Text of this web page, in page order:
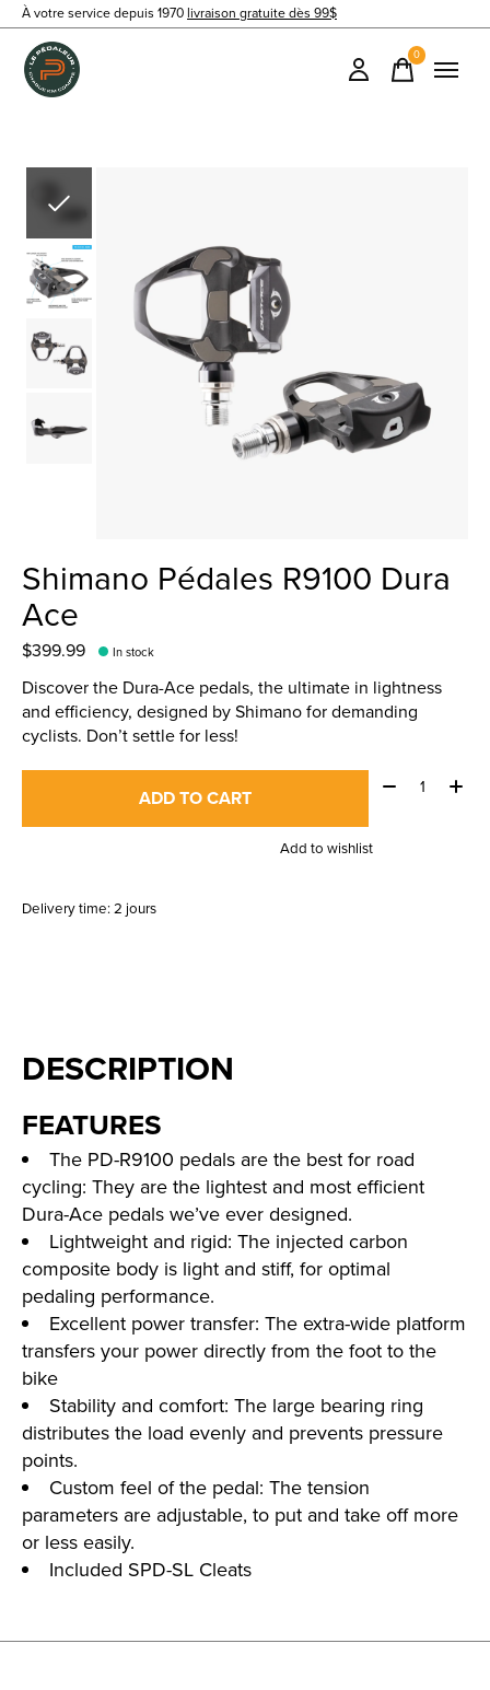
À votre service depuis 1970 livraison gratuite dès 99$
0items
Shimano Pédales R9100 Dura
Ace
$399.99 In stock
Discover the Dura-Ace pedals, the ultimate in lightness
and efficiency, designed by Shimano for demanding
cyclists. Don’t settle for less!
ADD TO CART
Quantity:
Add to wishlist
Delivery time: 2 jours
DESCRIPTION
FEATURES
The PD-R9100 pedals are the best for road
cycling: They are the lightest and most efficient
Dura-Ace pedals we’ve ever designed.
Lightweight and rigid: The injected carbon
composite body is light and stiff, for optimal
pedaling performance.
Excellent power transfer: The extra-wide platform
transfers your power directly from the foot to the
bike
Stability and comfort: The large bearing ring
distributes the load evenly and prevents pressure
points.
Custom feel of the pedal: The tension
parameters are adjustable, to put and take off more
or less easily.
Included SPD-SL Cleats